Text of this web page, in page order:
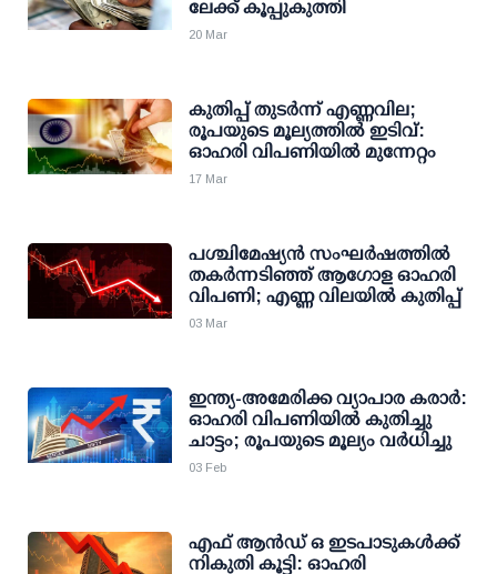
ലേക്ക് കൂപ്പുകുത്തി
20 Mar
കുതിപ്പ് തുടര്‍ന്ന് എണ്ണവില;
രൂപയുടെ മൂല്യത്തില്‍ ഇടിവ്:
ഓഹരി വിപണിയില്‍ മുന്നേറ്റം
17 Mar
പശ്ചിമേഷ്യന്‍ സംഘര്‍ഷത്തില്‍
തകര്‍ന്നടിഞ്ഞ് ആഗോള ഓഹരി
വിപണി; എണ്ണ വിലയില്‍ കുതിപ്പ്
03 Mar
ഇന്ത്യ-അമേരിക്ക വ്യാപാര കരാര്‍:
ഓഹരി വിപണിയില്‍ കുതിച്ചു
ചാട്ടം; രൂപയുടെ മൂല്യം വര്‍ധിച്ചു
03 Feb
എഫ് ആന്‍ഡ് ഒ ഇടപാടുകള്‍ക്ക്
നികുതി കൂട്ടി: ഓഹരി